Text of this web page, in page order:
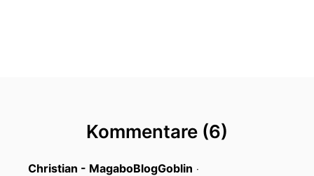
Kommentare (6)
Christian - MagaboBlogGoblin ‧